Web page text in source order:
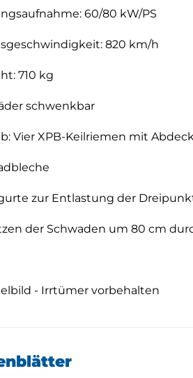
60/80 kW/PS
820 km/h
710 kg
schwenkbar
Vier XPB-Keilriemen mit
zur Entlastung der
der Schwaden um 80 cm
- Irrtümer vorbehalten